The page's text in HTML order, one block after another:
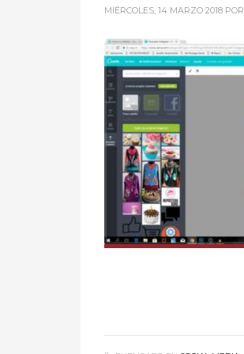
MIÉRCOLES, 14 MARZO 2018 POR